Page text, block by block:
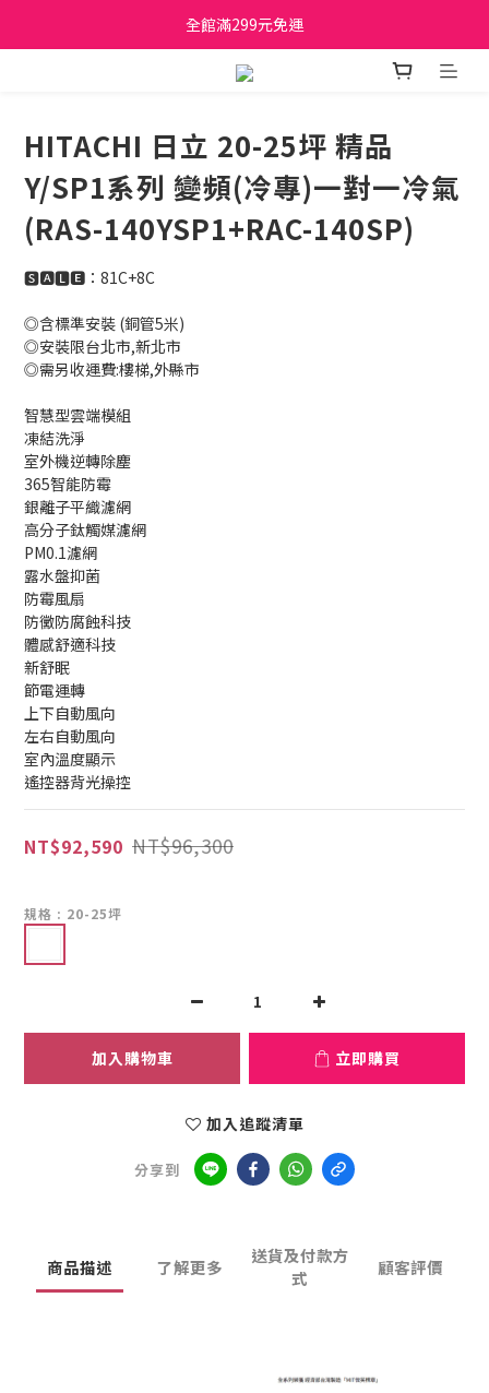
日立家電、國際牌 原廠管制價格 私訊優惠價
全館滿299元免運
日立家電、國際牌 原廠管制價格 私訊優惠價
HITACHI 日立 20-25坪 精品
Y/SP1系列 變頻(冷專)一對一冷氣
(RAS-140YSP1+RAC-140SP)
🆂🅰🅻🅴：81C+8C
◎含標準安裝 (銅管5米)
◎安裝限台北市,新北市
◎需另收運費:樓梯,外縣市
智慧型雲端模組
凍結洗淨
室外機逆轉除塵
365智能防霉
銀離子平織濾網
高分子鈦觸媒濾網
PM0.1濾網
露水盤抑菌
防霉風扇
防黴防腐蝕科技
體感舒適科技
新舒眠
節電運轉
上下自動風向
左右自動風向
室內溫度顯示
遙控器背光操控
NT$92,590 NT$96,300
規格 : 20-25坪
加入購物車 立即購買
加入追蹤清單
分享到
商品描述 了解更多
送貨及付款方
式
顧客評價